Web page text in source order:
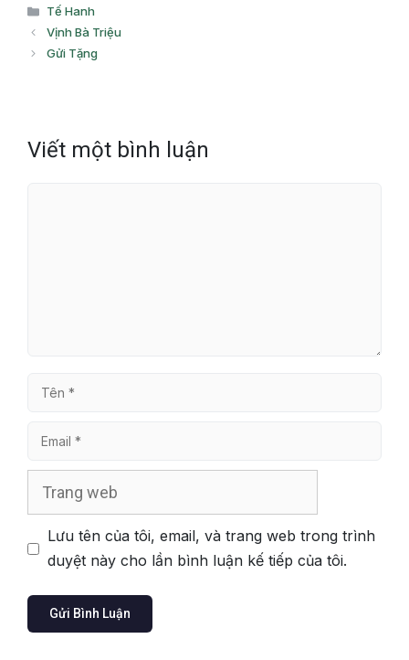
Danh
mục
Tế Hanh
Vịnh Bà Triệu
Gửi Tặng
Viết một bình luận
Tên
Email
Lưu tên của tôi, email, và trang web trong trình
duyệt này cho lần bình luận kế tiếp của tôi.